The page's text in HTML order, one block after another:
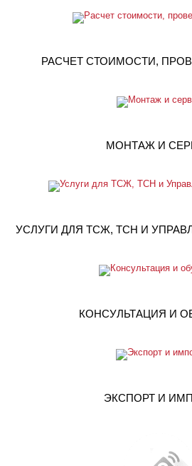
РАСЧЕТ СТОИМОСТИ,
МОНТАЖ И
УСЛУГИ ДЛЯ ТСЖ, ТСН И
КОНСУЛЬТАЦИЯ И
ЭКСПОРТ И